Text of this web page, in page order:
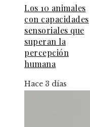
Los 10 animales
con capacidades
sensoriales que
superan la
percepción
humana
Hace 3 días